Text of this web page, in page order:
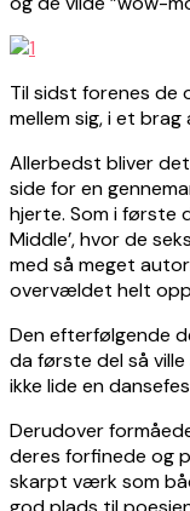
Til sidst forenes de
mellem sig, i et brag
Allerbedst bliver
side for en
hjerte. Som i første
Middle’, hvor de
med så meget
overvældet helt
Den efterfølgende
da første del så
ikke lide en
Derudover
deres forfinede og
skarpt værk som